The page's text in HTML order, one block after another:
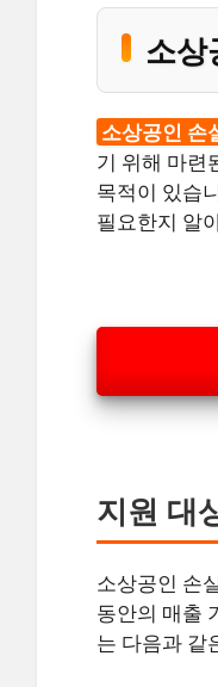
소상
소상공인 손
기 위해 마련
목적이 있습
필요한지 알
지원 대
소상공인 손
동안의 매출
는 다음과 같